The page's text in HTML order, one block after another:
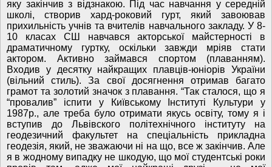
яку закінчив з відзнакою. Під час навчання у середній
школі, створив хард-роковий гурт, який завоював
прихильність учнів та вчителів навчального закладу. У 8-
10 класах СШ навчався акторської майстерності в
драматичному гуртку, оскільки завжди мріяв стати
актором. Активно займався спортом (плаванням).
Входив у десятку найкращих плавців-юніорів України
(вільний стиль). За свої досягнення отримав багато
грамот та золотий значок з плавання. “Так сталося, що я
“провалив” іспити у Київському Інституті Культури у
1987р., але треба було отримати якусь освіту, тому я і
вступив до Львівского політехнічного інституту на
геодезичний факультет на спеціальність прикладна
геодезія, який, не зважаючи ні на що, все ж закінчив. Але
я в жодному випадку не шкодую, що мої студентські роки